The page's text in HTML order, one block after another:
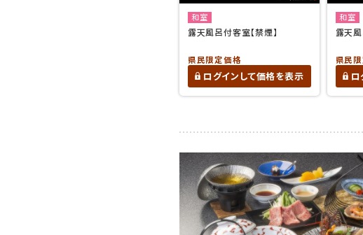
和室
露天風呂付客室【禁煙】
県民限定価格
ログインして価格を表示
和室
露天風
県民